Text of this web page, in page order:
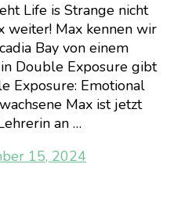
Life is Strange nicht
weiter! Max kennen wir
Bay von einem
Double Exposure gibt
Exposure: Emotional
Max ist jetzt
an …
15, 2024